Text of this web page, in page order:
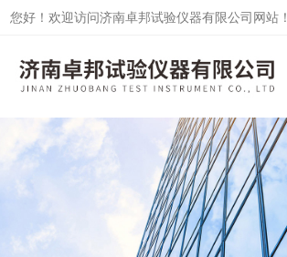
您好！欢迎访问济南卓邦试验仪器有限公司网站！